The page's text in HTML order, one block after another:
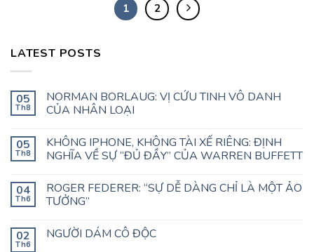
1 2
LATEST POSTS
05
Th8
NORMAN BORLAUG: VỊ CỨU TINH VÔ DANH
CỦA NHÂN LOẠI
05
Th8
KHÔNG IPHONE, KHÔNG TÀI XẾ RIÊNG: ĐỊNH
NGHĨA VỀ SỰ “ĐỦ ĐẦY” CỦA WARREN BUFFETT
04
Th6
ROGER FEDERER: “SỰ DỄ DÀNG CHỈ LÀ MỘT ẢO
TƯỞNG”
02
Th6
NGƯỜI DÁM CÔ ĐỘC